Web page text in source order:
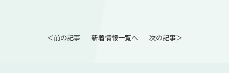
＜前の記事 新着情報一覧へ 次の記事＞